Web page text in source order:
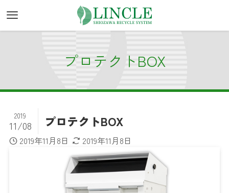
プロテクトBOX
プロテクトBOX
2019
11/08
2019年11月8日 2019年11月8日